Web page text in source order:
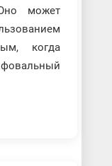
может
когда